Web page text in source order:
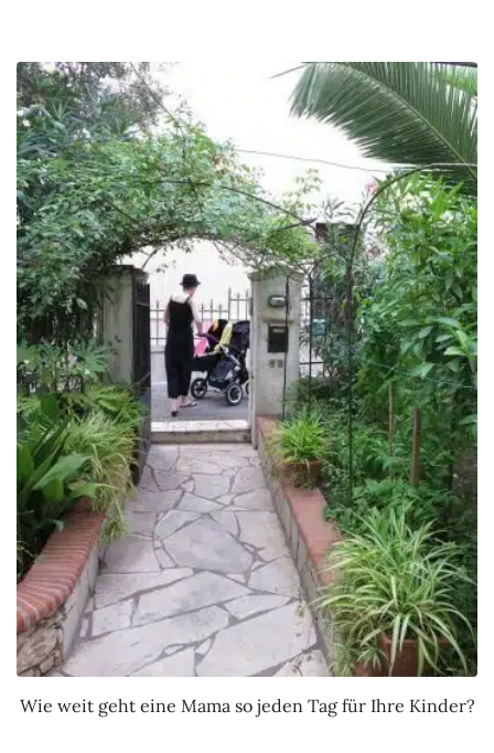
Wie weit geht eine Mama so jeden Tag für Ihre Kinder?